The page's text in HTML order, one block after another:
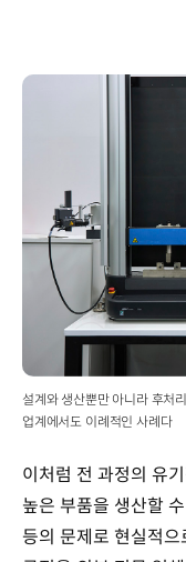
설계와 생산뿐만 아니라 후처
업계에서도 이례적인 사례다
이처럼 전 과정의 유
높은 부품을 생산할
등의 문제로 현실적